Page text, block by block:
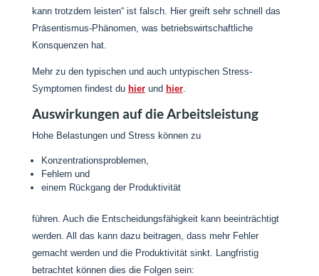
kann trotzdem leisten“ ist falsch. Hier greift sehr schnell das
Präsentismus-Phänomen, was betriebswirtschaftliche
Konsquenzen hat.
Mehr zu den typischen und auch untypischen Stress-
Symptomen findest du hierund hier.
Auswirkungen auf die Arbeitsleistung
Hohe Belastungen und Stress können zu
Konzentrationsproblemen,
Fehlern und
einem Rückgang der Produktivität
führen. Auch die Entscheidungsfähigkeit kann beeinträchtigt
werden. All das kann dazu beitragen, dass mehr Fehler
gemacht werden und die Produktivität sinkt. Langfristig
betrachtet können dies die Folgen sein: